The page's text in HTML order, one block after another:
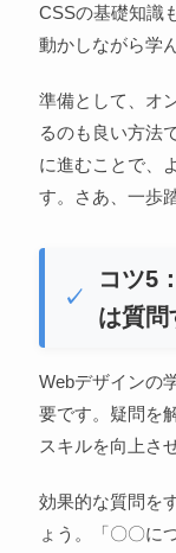
CSSの基礎知識
動かしながら学
準備として、オ
るのも良い方法
に進むことで、
す。さあ、一歩
コツ5
は質問
Webデザインの
要です。疑問を
スキルを向上さ
効果的な質問を
ょう。「〇〇に